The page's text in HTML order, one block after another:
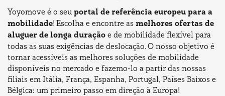
Yoyomove é o seu portal de referência europeu para a
mobilidade! Escolha e encontre as melhores ofertas de
aluguer de longa duração e de mobilidade flexível para
todas as suas exigências de deslocação. O nosso objetivo é
tornar acessíveis as melhores soluções de mobilidade
disponíveis no mercado e fazemo-lo a partir das nossas
filiais em Itália, França, Espanha, Portugal, Países Baixos e
Bélgica: um primeiro passo em direção à Europa!